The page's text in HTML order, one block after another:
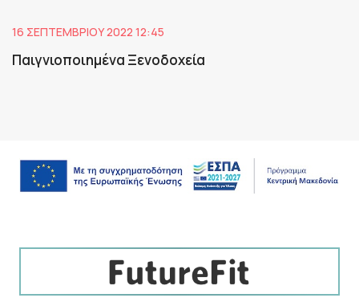
16 ΣΕΠΤΕΜΒΡΊΟΥ 2022 12:45
Παιγνιοποιημένα Ξενοδοχεία